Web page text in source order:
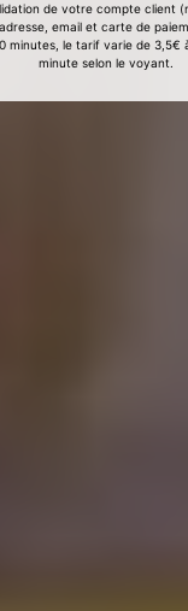
de votre compte client
email et carte de
minutes, le tarif varie de 3,5€
minute selon le voyant.